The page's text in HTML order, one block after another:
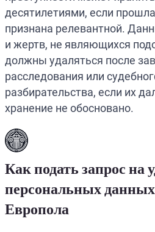
десятилетиями, если
признана релевантной.
и жертв, не являющихся
должны удаляться после
расследования или
разбирательства, если их
хранение не обосновано.
Как подать запрос на
персональных
Европола